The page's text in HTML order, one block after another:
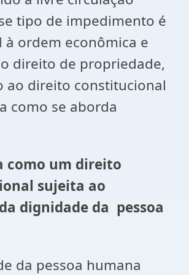
tipo de impedimento é
à ordem econômica e
direito de propriedade,
ao direito constitucional
como se aborda
como um direito
sujeita ao
dignidade da pessoa
da pessoa humana